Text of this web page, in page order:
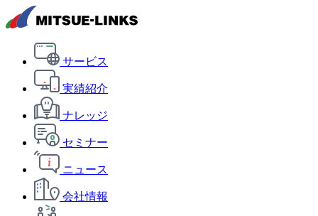
サービス
実績紹介
ナレッジ
セミナー
ニュース
会社情報